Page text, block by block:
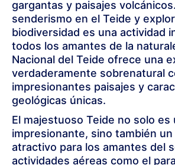
gargantas y paisajes
senderismo en el Teide y
biodiversidad es una actividad
todos los amantes de la
Nacional del Teide ofrece una
verdaderamente sobrenatural
impresionantes paisajes y
geológicas únicas.
El majestuoso Teide no solo
impresionante, sino también
atractivo para los amantes del
actividades aéreas como el